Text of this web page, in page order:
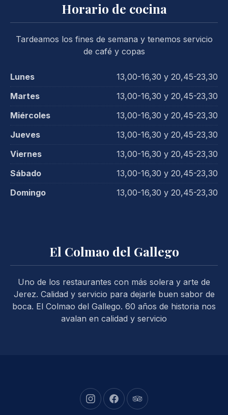
Horario de cocina
Tardeamos los fines de semana y tenemos servicio
de café y copas
Lunes
13,00-16,30 y 20,45-23,30
Martes
13,00-16,30 y 20,45-23,30
Miércoles
13,00-16,30 y 20,45-23,30
Jueves
13,00-16,30 y 20,45-23,30
Viernes
13,00-16,30 y 20,45-23,30
Sábado
13,00-16,30 y 20,45-23,30
Domingo
13,00-16,30 y 20,45-23,30
El Colmao del Gallego
Uno de los restaurantes con más solera y arte de
Jerez. Calidad y servicio para dejarle buen sabor de
boca. El Colmao del Gallego. 60 años de historia nos
avalan en calidad y servicio
New Window
New WindowNew Window